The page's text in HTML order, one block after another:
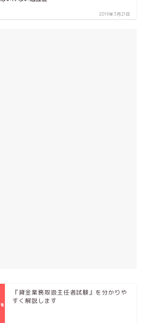
2019年3月21日
『貸金業務取扱主任者試験』を分かりや
すく解説します